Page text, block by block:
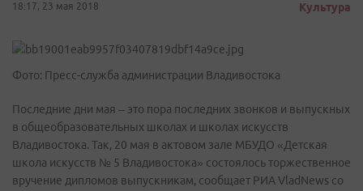
18:17, 23 мая 2018 Культура
Фото: Пресс-служба администрации Владивостока
Последние дни мая – это пора последних звонков и выпускных
в общеобразовательных школах и школах искусств
Владивостока. Так, 20 мая в актовом зале МБУДО «Детская
школа искусств № 5 Владивостока» состоялось торжественное
вручение дипломов выпускникам, сообщает РИА VladNews со